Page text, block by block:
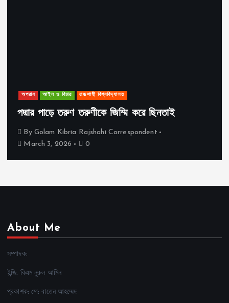
অপরাধ আইন ও বিচার রাজশাহী বিশ্ববিদ্যালয়
পদ্মার পাড়ে তরুণ তরুণীকে জিম্মি করে ছিনতাই
By Golam Kibria Rajshahi Correspondent
March 3, 2026
0
About Me
সম্পাদক:
ইন্জি. বিএম নুরুল আমিন
প্রকাশক: মো: বাতেন আহম্মেদ